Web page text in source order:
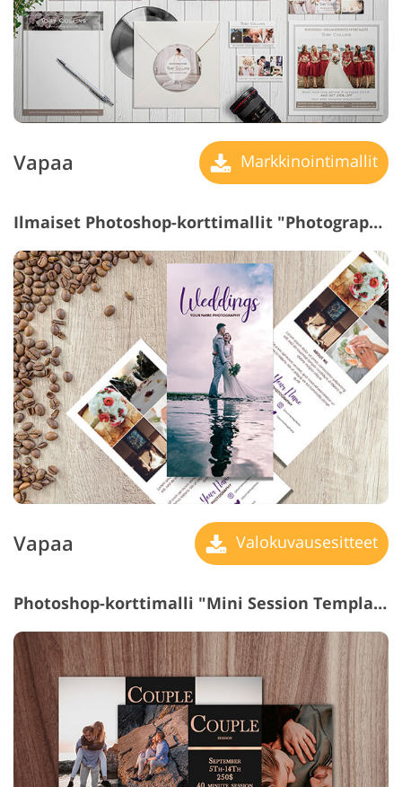
Vapaa Markkinointimallit
Ilmaiset Photoshop-korttimallit "Photography Brochures"
Vapaa Valokuvausesitteet
Photoshop-korttimalli "Mini Session Templates"